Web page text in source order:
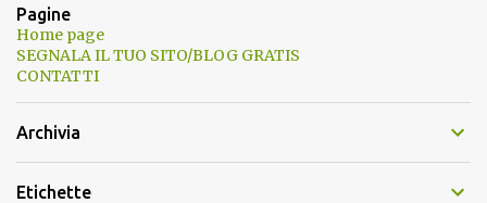
Pagine
Home page
SEGNALA IL TUO SITO/BLOG GRATIS
CONTATTI
Archivia
Etichette